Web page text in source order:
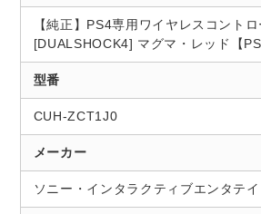
【純正】PS4専用ワイヤレスコント
[DUALSHOCK4] マグマ・レッド【
型番
CUH-ZCT1J0
メーカー
ソニー・インタラクティブエンタテ